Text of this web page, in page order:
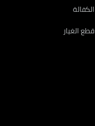
الكفالة
قطع الغيار